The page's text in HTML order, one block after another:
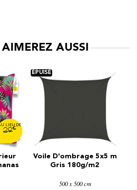
AUSSI
29€
Voile D'ombrage 5x5 m
Gris 180g/m2
500 x 500 cm